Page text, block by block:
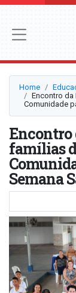
Home
Encontro da
Comunidade
Encontro
famílias
Semana